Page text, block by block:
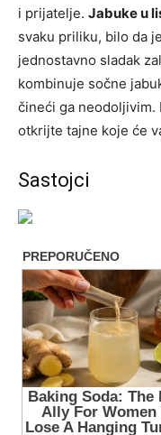
i prijatelje. Jabuke u
svaku priliku, bilo da
jednostavno sladak
kombinuje sočne
čineći ga neodoljivim.
otkrijte tajne koje će
Sastojci